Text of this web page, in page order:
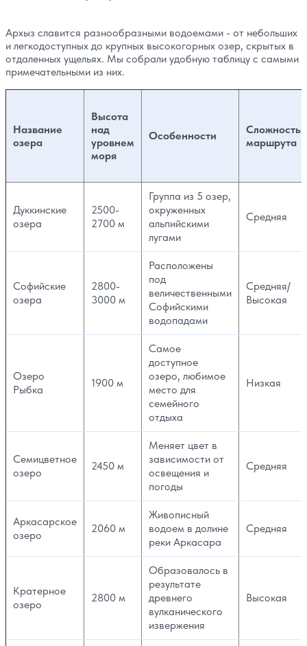
Архыз славится разнообразными водоемами - от небольших
и легкодоступных до крупных высокогорных озер, скрытых в
отдаленных ущельях. Мы собрали удобную таблицу с самыми
примечательными из них.
Название
озера
Высота
над
уровнем
моря
Особенности
Сложность
маршрута
Дуккинские
озера
2500-
2700 м
Группа из 5 озер,
окруженных
альпийскими
лугами
Средняя
Софийские
озера
2800-
3000 м
Расположены
под
величественными
Софийскими
водопадами
Средняя/
Высокая
Озеро
Рыбка
1900 м
Самое
доступное
озеро, любимое
место для
семейного
отдыха
Низкая
Семицветное
озеро
2450 м
Меняет цвет в
зависимости от
освещения и
погоды
Средняя
Аркасарское
озеро
2060 м
Живописный
водоем в долине
реки Аркасара
Средняя
Кратерное
озеро
2800 м
Образовалось в
результате
древнего
вулканического
извержения
Высокая